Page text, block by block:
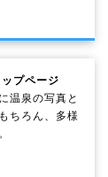
プページ
温泉の写真と
ちろん、多様